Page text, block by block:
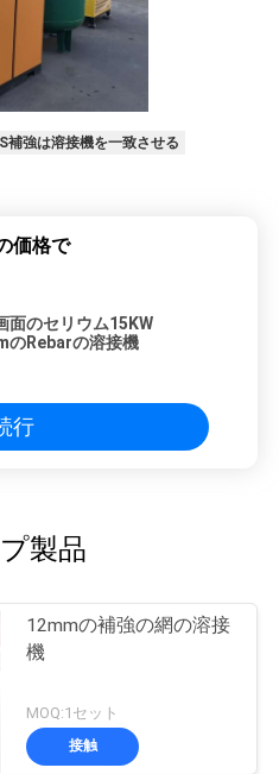
補強は溶接機を一致させる
価格で
面のセリウム15KW
のRebarの溶接機
行
製品
12mmの補強の網の溶接
機
MOQ:1セット
接触